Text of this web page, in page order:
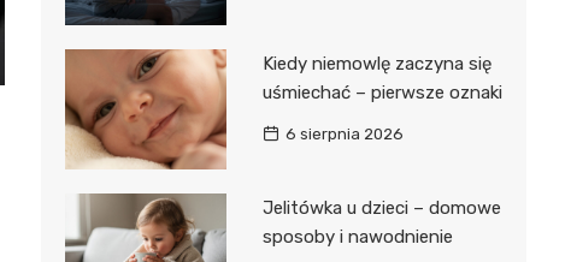
Kiedy niemowlę zaczyna się
uśmiechać – pierwsze oznaki
6 sierpnia 2026
Jelitówka u dzieci – domowe
sposoby i nawodnienie